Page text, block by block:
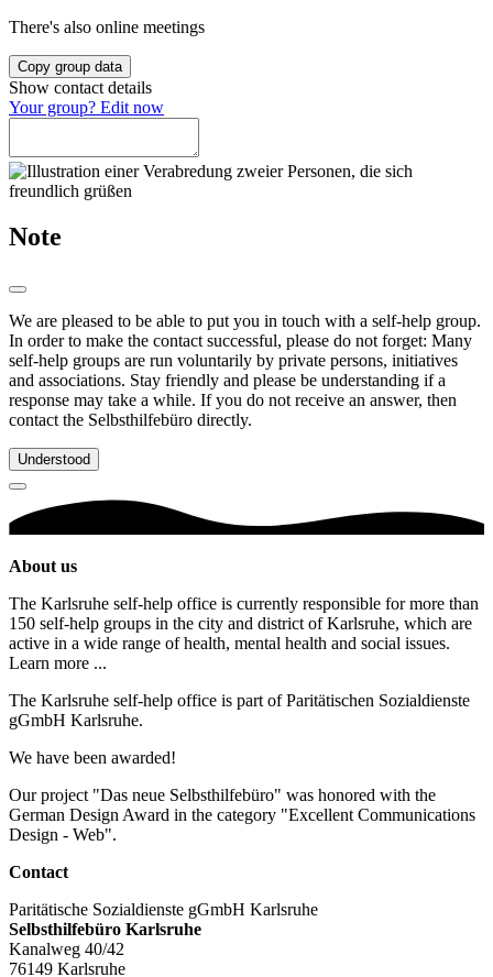
There's also online meetings
Copy group data
Show contact details
Your group? Edit now
Note
We are pleased to be able to put you in touch with a self-help group.
In order to make the contact successful, please do not forget: Many
self-help groups are run voluntarily by private persons, initiatives
and associations. Stay friendly and please be understanding if a
response may take a while. If you do not receive an answer, then
contact the Selbsthilfebüro directly.
Understood
About us
The Karlsruhe self-help office is currently responsible for more than
150 self-help groups in the city and district of Karlsruhe, which are
active in a wide range of health, mental health and social issues.
Learn more ...
The Karlsruhe self-help office is part of Paritätischen Sozialdienste
gGmbH Karlsruhe.
We have been awarded!
Our project "Das neue Selbsthilfebüro" was honored with the
German Design Award in the category "Excellent Communications
Design - Web".
Contact
Paritätische Sozialdienste gGmbH Karlsruhe
Selbsthilfebüro Karlsruhe
Kanalweg 40/42
76149 Karlsruhe